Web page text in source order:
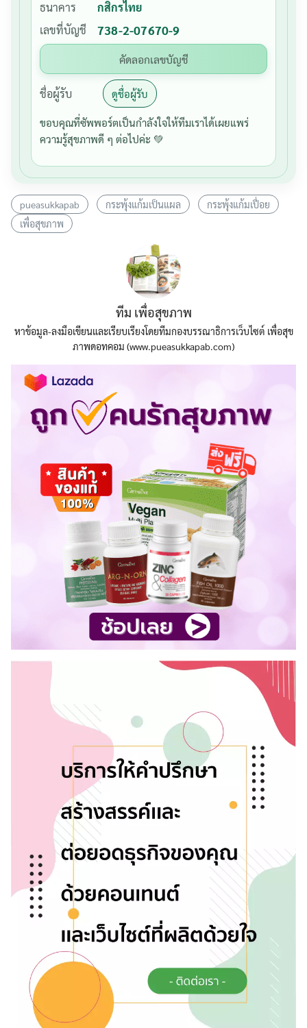
ธนาคาร
กสิกรไทย
เลขที่บัญชี
738-2-07670-9
คัดลอกเลขบัญชี
ชื่อผู้รับ ดูชื่อผู้รับ
ขอบคุณที่ซัพพอร์ตเป็นกำลังใจให้ทีมเราได้เผยแพร่
ความรู้สุขภาพดี ๆ ต่อไปค่ะ 💚
pueasukkapab กระพุ้งแก้มเป็นแผล
กระพุ้งแก้มเปื่อย
เพื่อสุขภาพ
ทีม เพื่อสุขภาพ
หาข้อมูล-ลงมือเขียนและเรียบเรียงโดยทีมกองบรรณาธิการเว็บไซต์ เพื่อสุข
ภาพดอทคอม (www.pueasukkapab.com)